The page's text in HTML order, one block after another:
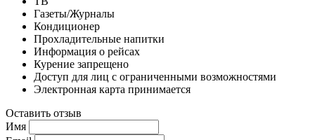
Газеты/Журналы
Кондиционер
Прохладительные напитки
Информация о рейсах
Курение запрещено
Доступ для лиц с ограниченными возможностями
Электронная карта принимается
Оставить отзыв
Имя